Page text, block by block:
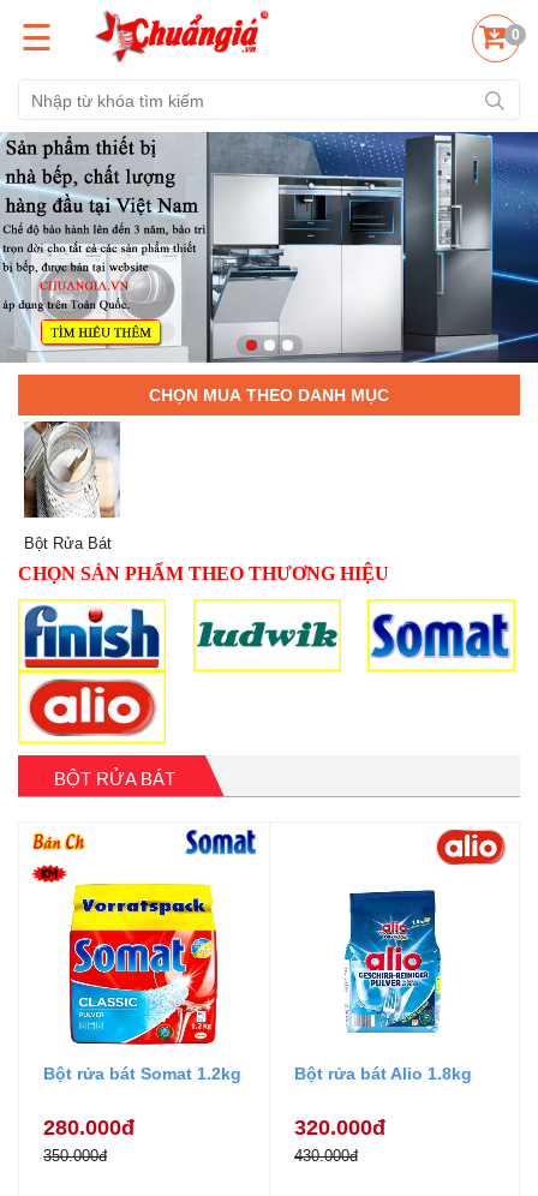
☰ 0
CHỌN MUA THEO DANH MỤC
Bột Rửa Bát
CHỌN SẢN PHẨM THEO THƯƠNG HIỆU
BỘT RỬA BÁT
Bột rửa bát Somat 1.2kg
280.000đ
350.000đ
Bột rửa bát Alio 1.8kg
320.000đ
430.000đ